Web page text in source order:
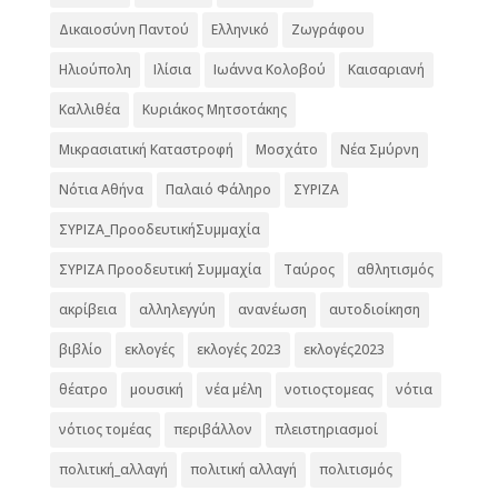
Δικαιοσύνη Παντού Ελληνικό Ζωγράφου
Ηλιούπολη Ιλίσια Ιωάννα Κολοβού Καισαριανή
Καλλιθέα Κυριάκος Μητσοτάκης
Μικρασιατική Καταστροφή Μοσχάτο Νέα Σμύρνη
Νότια Αθήνα Παλαιό Φάληρο ΣΥΡΙΖΑ
ΣΥΡΙΖΑ_ΠροοδευτικήΣυμμαχία
ΣΥΡΙΖΑ Προοδευτική Συμμαχία Ταύρος αθλητισμός
ακρίβεια αλληλεγγύη ανανέωση αυτοδιοίκηση
βιβλίο εκλογές εκλογές 2023 εκλογές2023
θέατρο μουσική νέα μέλη νοτιοςτομεας νότια
νότιος τομέας περιβάλλον πλειστηριασμοί
πολιτική_αλλαγή πολιτική αλλαγή πολιτισμός